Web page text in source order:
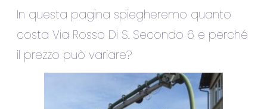
In questa pagina spiegheremo quanto
costa Via Rosso Di S. Secondo 6 e perché
il prezzo può variare?